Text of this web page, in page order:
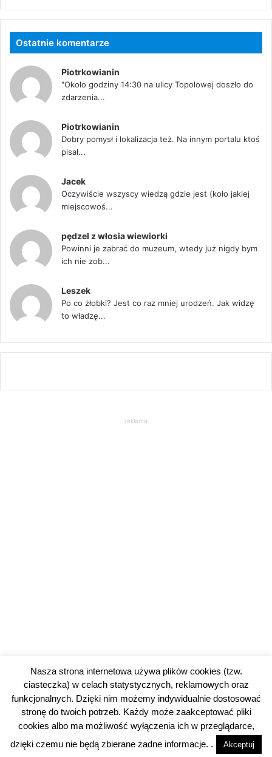
Ostatnie komentarze
Piotrkowianin
"Około godziny 14:30 na ulicy Topolowej doszło do
zdarzenia...
Piotrkowianin
Dobry pomysł i lokalizacja też. Na innym portalu ktoś
pisał...
Jacek
Oczywiście wszyscy wiedzą gdzie jest (koło jakiej
miejscowoś...
pędzel z włosia wiewiorki
Powinni je zabrać do muzeum, wtedy już nigdy bym
ich nie zob...
Leszek
Po co żłobki? Jest co raz mniej urodzeń. Jak widzę
to władzę...
reklama
© 2026 piotrkowski24.pl | Polityka prywatności
Nasza strona internetowa używa plików cookies (tzw.
ciasteczka) w celach statystycznych, reklamowych oraz
funkcjonalnych. Dzięki nim możemy indywidualnie dostosować
stronę do twoich potrzeb. Każdy może zaakceptować pliki
cookies albo ma możliwość wyłączenia ich w przeglądarce,
dzięki czemu nie będą zbierane żadne informacje. .
Akceptuj